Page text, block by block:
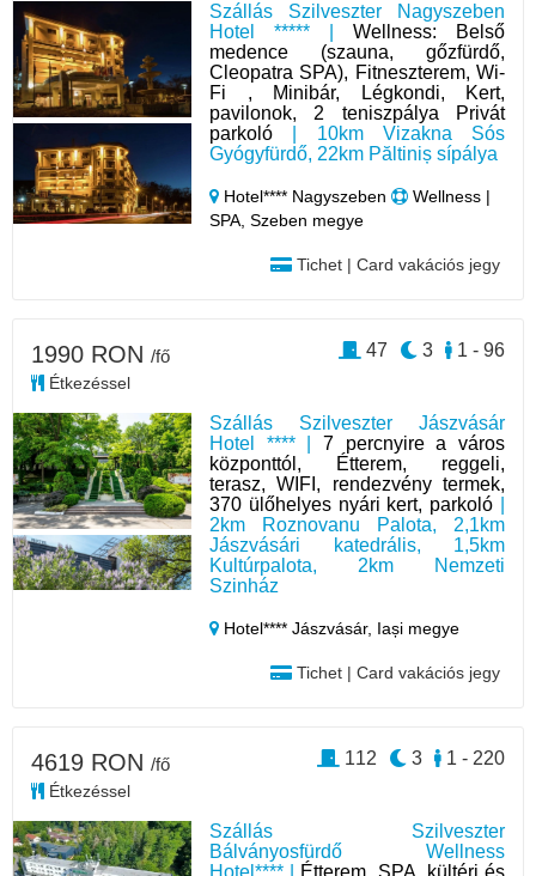
Szállás Szilveszter Nagyszeben
Hotel ***** |Wellness: Belső
medence (szauna, gőzfürdő,
Cleopatra SPA), Fitneszterem, Wi-
Fi , Minibár, Légkondi, Kert,
pavilonok, 2 teniszpálya Privát
parkoló | 10km Vizakna Sós
Gyógyfürdő, 22km Păltiniș sípálya
Hotel**** Nagyszeben
Wellness |
SPA, Szeben megye
Tichet | Card vakációs jegy
Szállás Szilveszter Jászvásár
Hotel **** |7 percnyire a város
központtól, Étterem, reggeli,
terasz, WIFI, rendezvény termek,
370 ülőhelyes nyári kert, parkoló
2km Roznovanu Palota, 2,1km
Jászvásári katedrális, 1,5km
Kultúrpalota, 2km Nemzeti
Szinház
Hotel**** Jászvásár, Iași megye
Tichet | Card vakációs jegy
1990 RON /fő
Étkezéssel
1 - 96
3
47
Szállás Szilveszter
Bálványosfürdő Wellness
Hotel**** | Étterem, SPA, kültéri és
4619 RON /fő
Étkezéssel
1 - 220
3
112